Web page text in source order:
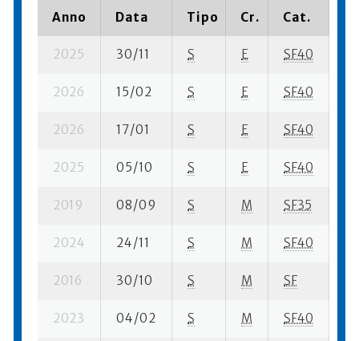
Anno Data Tipo Cr. Cat.
2025 30/11 S E SF40
2026 15/02 S E SF40
2026 17/01 S E SF40
2025 05/10 S E SF40
2019 08/09 S M SF35
2024 24/11 S M SF40
2016 30/10 S M SF
2023 04/02 S M SF40